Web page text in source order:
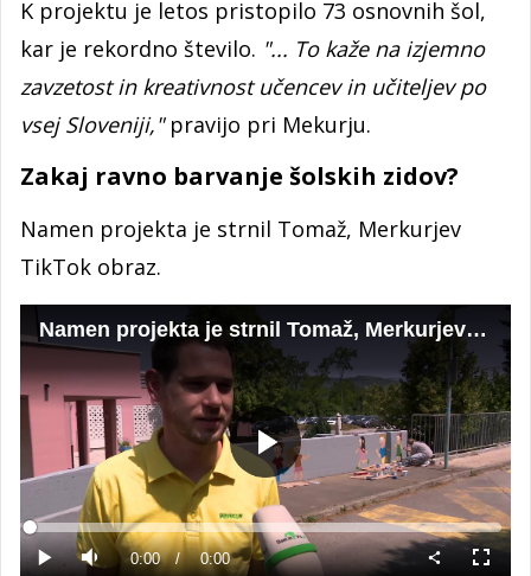
K projektu je letos pristopilo 73 osnovnih šol,
kar je rekordno število. "... To kaže na izjemno
zavzetost in kreativnost učencev in učiteljev po
vsej Sloveniji,"pravijo pri Mekurju.
Zakaj ravno barvanje šolskih zidov?
Namen projekta je strnil Tomaž, Merkurjev
TikTok obraz.
Namen projekta je strnil Tomaž, Merkurjev TikTok obraz.
Predvajaj
Predvajaj
Tiho Current
0:00 / Duration
0:00
Loaded:
0%